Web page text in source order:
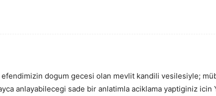
dogum gecesi olan mevlit kandili vesilesiyle;
anlayabilecegi sade bir anlatimla aciklama yaptiginiz icin